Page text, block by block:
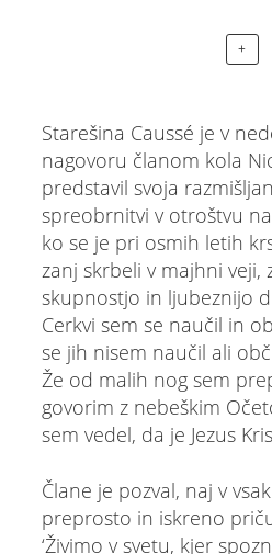
+
Starešina Caussé je v
nagovoru članom kola
predstavil svoja
spreobrnitvi v otroštvu
ko se je pri osmih letih
zanj skrbeli v majhni veji,
skupnostjo in ljubeznijo
Cerkvi sem se naučil in
se jih nisem naučil ali
Že od malih nog sem
govorim z nebeškim
sem vedel, da je Jezus
Člane je pozval, naj v
preprosto in iskreno
‘Živimo v svetu, kjer